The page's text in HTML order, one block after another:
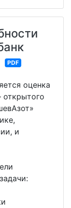
PDF
оценка
открытого
и